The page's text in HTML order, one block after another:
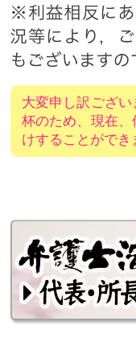
大変申し訳ござ
杯のため、現在
けすることができ